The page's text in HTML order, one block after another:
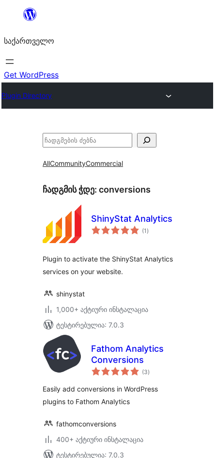
შიგთავსზე
საქართველო
Get WordPress
Plugin Directory
ძებნა
AllCommunityCommercial
ჩადგმის ჭდე: conversions
ShinyStat Analytics
(1 საერთო
რეიტინგი
)
Plugin to activate the ShinyStat Analytics
services on your website.
shinystat
1,000+ აქტიური ინსტალაცია
ტესტირებულია: 7.0.3
Fathom Analytics
Conversions
(3საერთო
რეიტინგი
)
Easily add conversions in WordPress
plugins to Fathom Analytics
fathomconversions
400+ აქტიური ინსტალაცია
ტესტირებულია: 7.0.3